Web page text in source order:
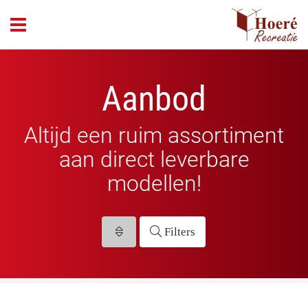
Aanbod
Altijd een ruim assortiment
aan direct leverbare
modellen!
Filters
header_open_menu